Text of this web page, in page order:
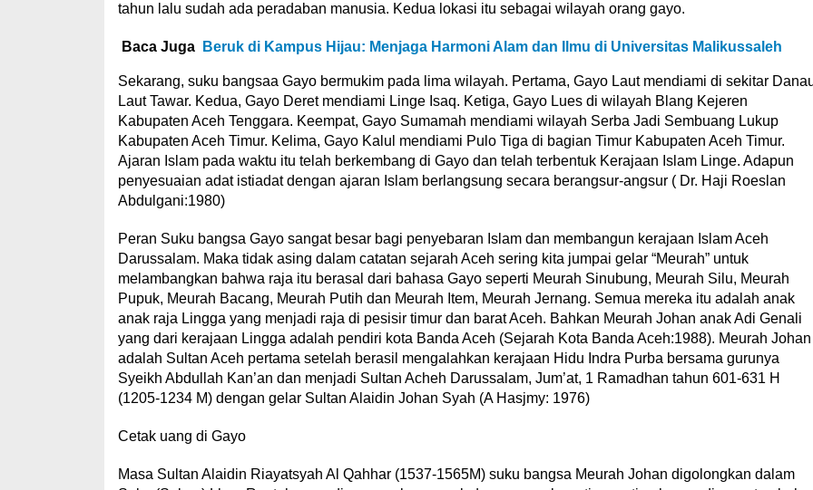
tahun lalu sudah ada peradaban manusia. Kedua lokasi itu sebagai wilayah orang gayo.
Baca Juga Beruk di Kampus Hijau: Menjaga Harmoni Alam dan Ilmu di Universitas Malikussaleh
Sekarang, suku bangsaa Gayo bermukim pada lima wilayah. Pertama, Gayo Laut mendiami di sekitar
Laut Tawar. Kedua, Gayo Deret mendiami Linge Isaq. Ketiga, Gayo Lues di wilayah Blang Kejeren
Kabupaten Aceh Tenggara. Keempat, Gayo Sumamah mendiami wilayah Serba Jadi Sembuang Lukup
Kabupaten Aceh Timur. Kelima, Gayo Kalul mendiami Pulo Tiga di bagian Timur Kabupaten Aceh Timur.
Ajaran Islam pada waktu itu telah berkembang di Gayo dan telah terbentuk Kerajaan Islam Linge. Adapun
penyesuaian adat istiadat dengan ajaran Islam berlangsung secara berangsur-angsur ( Dr. Haji Roeslan
Abdulgani:1980)
Peran Suku bangsa Gayo sangat besar bagi penyebaran Islam dan membangun kerajaan Islam Aceh
Darussalam. Maka tidak asing dalam catatan sejarah Aceh sering kita jumpai gelar “Meurah” untuk
melambangkan bahwa raja itu berasal dari bahasa Gayo seperti Meurah Sinubung, Meurah Silu, Meurah
Pupuk, Meurah Bacang, Meurah Putih dan Meurah Item, Meurah Jernang. Semua mereka itu adalah anak
anak raja Lingga yang menjadi raja di pesisir timur dan barat Aceh. Bahkan Meurah Johan anak Adi Genali
yang dari kerajaan Lingga adalah pendiri kota Banda Aceh (Sejarah Kota Banda Aceh:1988). Meurah Johan
adalah Sultan Aceh pertama setelah berasil mengalahkan kerajaan Hidu Indra Purba bersama gurunya
Syeikh Abdullah Kan’an dan menjadi Sultan Acheh Darussalam, Jum’at, 1 Ramadhan tahun 601-631 H
(1205-1234 M) dengan gelar Sultan Alaidin Johan Syah (A Hasjmy: 1976)
Cetak uang di Gayo
Masa Sultan Alaidin Riayatsyah Al Qahhar (1537-1565M) suku bangsa Meurah Johan digolongkan dalam